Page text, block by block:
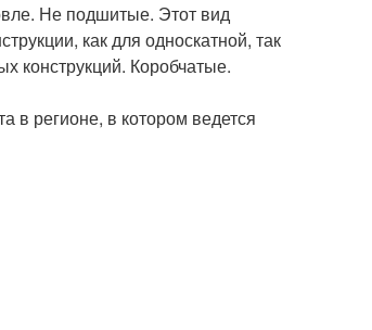
Не подшитые. Этот вид
как для односкатной, так
конструкций. Коробчатые.
в регионе, в котором ведется